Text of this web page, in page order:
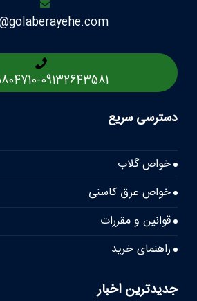
-09132643581
دسترسی سریع
خواص گلاب
خواص عرق کاسنی
قوانین و مقررات
راهنمای خرید
جدیدترین اخبار